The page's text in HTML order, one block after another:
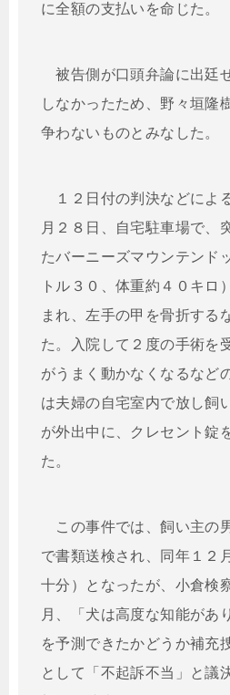
に全額の支払いを命じた。
被告側が口頭弁論に出廷
しなかったため、野々垣隆
争わないものとみなした。
１２日付の判決などによ
月２８日、自宅駐車場で、
たバーニーズマウンテンド
トル３０、体重約４０キロ
まれ、左手の甲を骨折する
た。入院して２度の手術を
がうまく動かなくなるなど
は夫婦の自宅室内で放し飼
が外出中に、クレセント錠
た。
この事件では、飼い主の
で書類送検され、同年１２
十分）となったが、小倉検
月、「犬は高度な知能があ
を予測できたかどうか補充
として「不起訴不当」と議